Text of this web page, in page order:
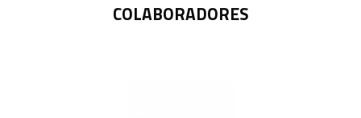
COLABORADORES